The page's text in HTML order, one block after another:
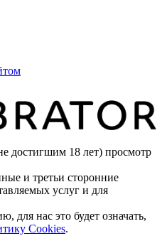
достигшим 18 лет) просмотр
и третьи сторонние
услуг и для
для нас это будет означать,
Cookies.